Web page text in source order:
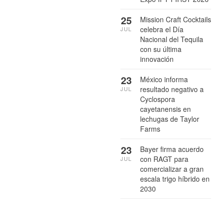
Mission Craft Cocktails
celebra el Día
Nacional del Tequila
con su última
innovación
25
JUL
México informa
resultado negativo a
Cyclospora
cayetanensis en
lechugas de Taylor
Farms
23
JUL
Bayer firma acuerdo
con RAGT para
comercializar a gran
escala trigo híbrido en
2030
23
JUL